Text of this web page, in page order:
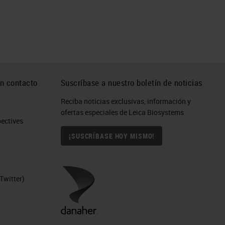
contacto Suscríbase a nuestro boletín de noticias
Reciba noticias exclusivas, información y
ofertas especiales de Leica Biosystems
¡SUSCRÍBASE HOY MISMO!